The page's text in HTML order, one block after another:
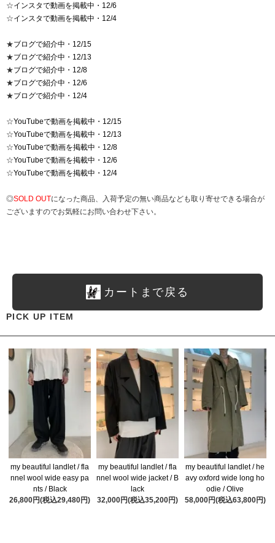
☆インスタで動画を掲載中・12/6
☆インスタで動画を掲載中・12/4
★ブログで紹介中・12/15
★ブログで紹介中・12/13
★ブログで紹介中・12/8
★ブログで紹介中・12/6
★ブログで紹介中・12/4
☆YouTubeで動画を掲載中・12/15
☆YouTubeで動画を掲載中・12/13
☆YouTubeで動画を掲載中・12/8
☆YouTubeで動画を掲載中・12/6
☆YouTubeで動画を掲載中・12/4
◎SOLD OUTになった商品、入荷予定の無い商品なども取り寄せできる場合が
ございますのでお気軽にお問い合わせ下さい。
カートまで戻る
PICK UP ITEM
my beautiful landlet / fla
nnel wool wide easy pa
nts / Black
26,800円(税込29,480円)
my beautiful landlet / fla
nnel wool wide jacket / B
lack
32,000円(税込35,200円)
my beautiful landlet / he
avy oxford wide long ho
odie / Olive
58,000円(税込63,800円)